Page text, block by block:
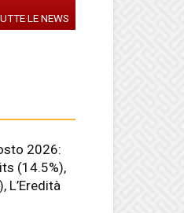
LE NEWS
2026:
(14.5%),
L’Eredità